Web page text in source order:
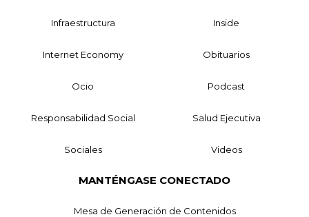
Infraestructura Inside
Internet Economy Obituarios
Ocio Podcast
Responsabilidad Social Salud Ejecutiva
Sociales Videos
MANTÉNGASE CONECTADO
Mesa de Generación de Contenidos